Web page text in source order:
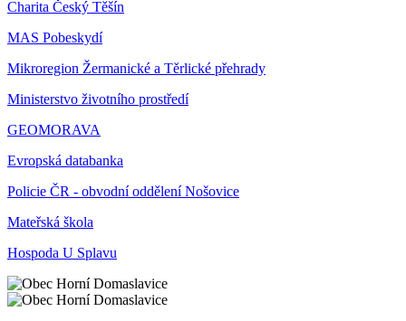
Charita Český Těšín
MAS Pobeskydí
Mikroregion Žermanické a Těrlické přehrady
Ministerstvo životního prostředí
GEOMORAVA
Evropská databanka
Policie ČR - obvodní oddělení Nošovice
Mateřská škola
Hospoda U Splavu